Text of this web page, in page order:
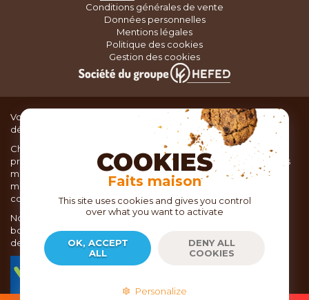
Conditions générales de vente
Données personnelles
Mentions légales
Politique des cookies
Gestion des cookies
Vous recherchez du matériel de cuisine pour concocter de
délicieux plats ou des pâtisseries dignes d’un grand chef ?
Chez TOC, boutique d’ustensiles de cuisine, nous vous
proposons une large sélection de produits issus des meilleures
marques de matériel de cuisine: Ustensiles de pâtisserie,
matériel de cuisson, service de table, ustensiles de cuisine,
coutellerie, set picnic.
Nous vous réservons un accueil chaleureux au sein de nos 21
boutiques, mais vous trouverez également tout votre matériel
de cuisine en ligne sur notre site internet toc.fr
commerce et de la vente à distance depuis 2018.
COOKIES
Faits maison
This site uses cookies and gives you control
over what you want to activate
OK, ACCEPT
ALL
DENY ALL
COOKIES
Personalize